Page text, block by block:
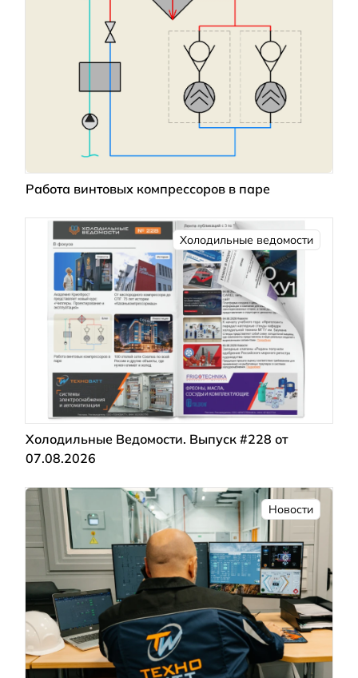
Работа винтовых компрессоров в паре
Холодильные ведомости
Холодильные Ведомости. Выпуск #228 от
07.08.2026
Новости